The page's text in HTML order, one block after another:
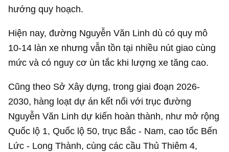
hướng quy hoạch.
Hiện nay, đường Nguyễn Văn Linh dù có quy mô
10-14 làn xe nhưng vẫn tồn tại nhiều nút giao cùng
mức và có nguy cơ ùn tắc khi lượng xe tăng cao.
Cũng theo Sở Xây dựng, trong giai đoạn 2026-
2030, hàng loạt dự án kết nối với trục đường
Nguyễn Văn Linh dự kiến hoàn thành, như mở rộng
Quốc lộ 1, Quốc lộ 50, trục Bắc - Nam, cao tốc Bến
Lức - Long Thành, cùng các cầu Thủ Thiêm 4,